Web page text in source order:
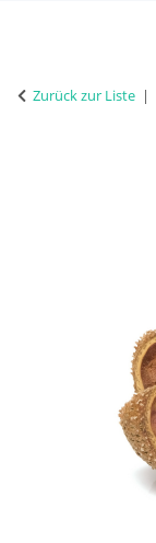
Zurück zur Liste